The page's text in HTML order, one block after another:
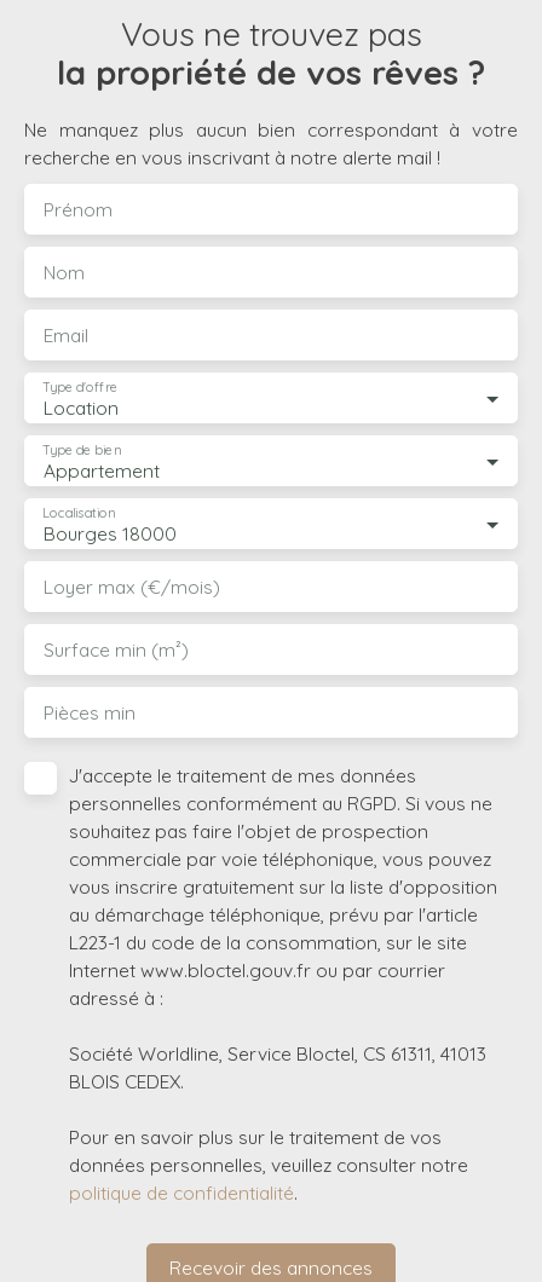
Vous ne trouvez pas
la propriété de vos rêves ?
Ne manquez plus aucun bien correspondant à votre
recherche en vous inscrivant à notre alerte mail !
Prénom
Nom
Email
Location
Type d'offre
Appartement
Type de bien
Bourges 18000
Localisation
Loyer max (€/mois)
Surface min (m²)
Pièces min
J'accepte le traitement de mes données
personnelles conformément au RGPD. Si vous ne
souhaitez pas faire l'objet de prospection
commerciale par voie téléphonique, vous pouvez
vous inscrire gratuitement sur la liste d'opposition
au démarchage téléphonique, prévu par l'article
L223-1 du code de la consommation, sur le site
Internet www.bloctel.gouv.fr ou par courrier
adressé à :
Société Worldline, Service Bloctel, CS 61311, 41013
BLOIS CEDEX.
Pour en savoir plus sur le traitement de vos
données personnelles, veuillez consulter notre
politique de confidentialité.
Recevoir des annonces